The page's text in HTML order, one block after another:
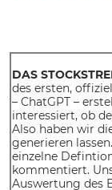
DAS
des ersten,
– ChatGPT –
interessiert, ob
Also haben wir
generieren
einzelne
kommentiert.
Auswertung des